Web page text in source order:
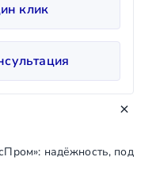
клик
надёжность,